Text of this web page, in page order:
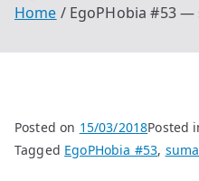
Home EgoPHobia #53
Posted on 15/03/2018Posted
Tagged EgoPHobia #53,